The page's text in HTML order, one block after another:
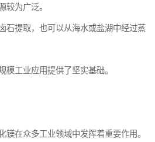
较为广泛。
石提取，也可以从海水或盐湖中经过蒸
模工业应用提供了坚实基础。
镁在众多工业领域中发挥着重要作用。